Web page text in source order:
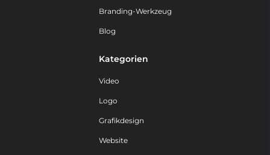
Branding-Werkzeug
Blog
Kategorien
Video
Logo
Grafikdesign
Website